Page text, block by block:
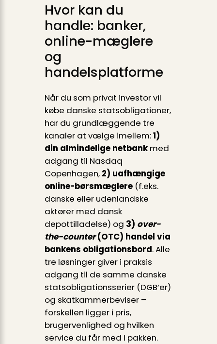
Hvor kan du
handle: banker,
online-mæglere
og
handelsplatforme
Når du som privat investor vil
købe danske statsobligationer,
har du grundlæggende tre
kanaler at vælge imellem:1)
din almindelige netbankmed
adgang til Nasdaq
Copenhagen, 2) uafhængige
online-børsmæglere(f.eks.
danske eller udenlandske
aktører med dansk
depottilladelse) og 3) over-
the-counter(OTC) handel via
bankens obligationsbord. Alle
tre løsninger giver i praksis
adgang til de samme danske
statsobligationsserier (DGB’er)
og skatkammerbeviser –
forskellen ligger i pris,
brugervenlighed og hvilken
service du får med i pakken.